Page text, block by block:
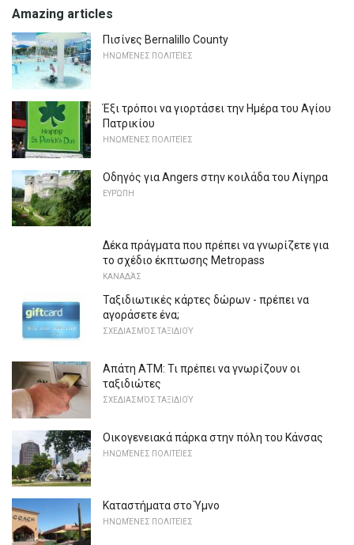
Amazing articles
Πισίνες Bernalillo County
ΗΝΩΜΈΝΕΣ ΠΟΛΙΤΕΊΕΣ
Έξι τρόποι να γιορτάσει την Ημέρα του Αγίου
Πατρικίου
ΗΝΩΜΈΝΕΣ ΠΟΛΙΤΕΊΕΣ
Οδηγός για Angers στην κοιλάδα του Λίγηρα
ΕΥΡΏΠΗ
Δέκα πράγματα που πρέπει να γνωρίζετε για
το σχέδιο έκπτωσης Metropass
ΚΑΝΑΔΆΣ
Ταξιδιωτικές κάρτες δώρων - πρέπει να
αγοράσετε ένα;
ΣΧΕΔΙΑΣΜΌΣ ΤΑΞΙΔΙΟΎ
Απάτη ΑΤΜ: Τι πρέπει να γνωρίζουν οι
ταξιδιώτες
ΣΧΕΔΙΑΣΜΌΣ ΤΑΞΙΔΙΟΎ
Οικογενειακά πάρκα στην πόλη του Κάνσας
ΗΝΩΜΈΝΕΣ ΠΟΛΙΤΕΊΕΣ
Καταστήματα στο Ύμνο
ΗΝΩΜΈΝΕΣ ΠΟΛΙΤΕΊΕΣ